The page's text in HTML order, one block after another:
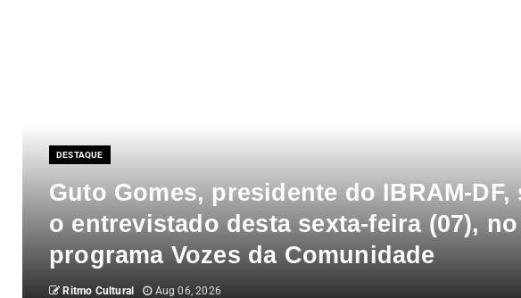
DESTAQUE
Guto Gomes, presidente do IBRAM-DF,
o entrevistado desta sexta-feira (07), no
programa Vozes da Comunidade
Ritmo Cultural Aug 06, 2026